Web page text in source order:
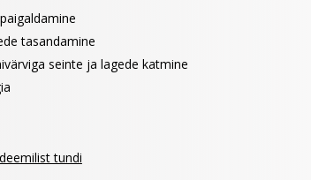
tasandamine
seinte ja lagede katmine
tundi